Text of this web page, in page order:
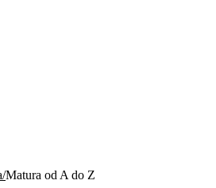
Matura od A do Z